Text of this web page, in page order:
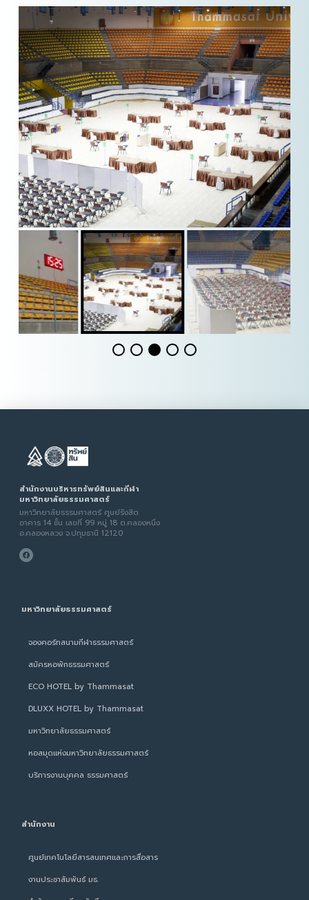
สำนักงานบริหารทรัพย์สินและกีฬา
มหาวิทยาลัยธรรมศาสตร์
มหาวิทยาลัยธรรมศาสตร์ ศูนย์รังสิต
อาคาร 14 ชั้น เลขที่ 99 หมู่ 18 ต.คลองหนึ่ง
อ.คลองหลวง จ.ปทุมธานี 12120
มหาวิทยาลัยธรรมศาสตร์
จองคอร์ทสนามกีฬาธรรมศาสตร์
สมัครหอพักธรรมศาสตร์
ECO HOTEL by Thammasat
DLUXX HOTEL by Thammasat
มหาวิทยาลัยธรรมศาสตร์
หอสมุดแห่งมหาวิทยาลัยธรรมศาสตร์
บริการงานบุคคล ธรรมศาสตร์
สำนักงาน
ศูนย์เทคโนโลยีสารสนเทศและการสื่อสาร
งานประชาสัมพันธ์ มธ.